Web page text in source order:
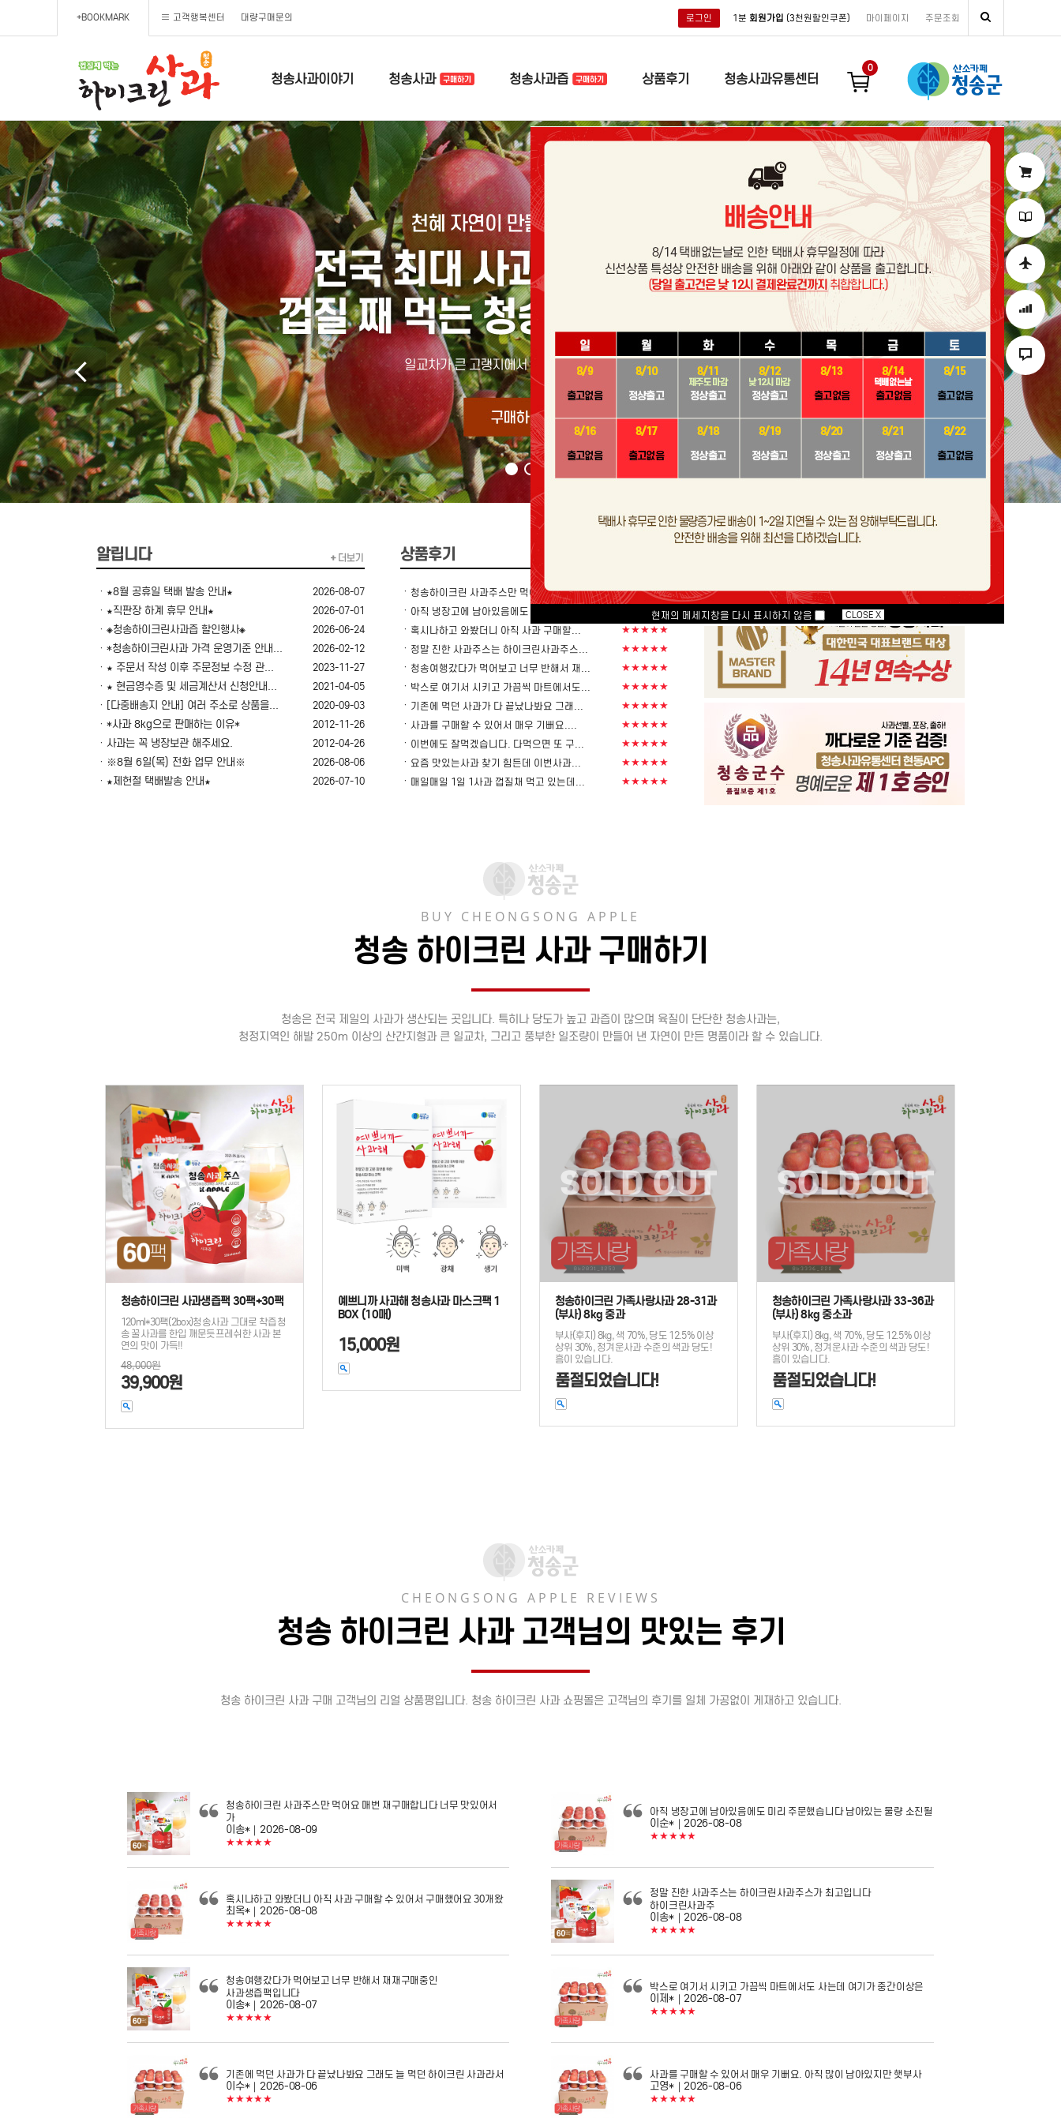
+BOOKMARK 고객행복센터 대량구매문의 로그인 1분 회원가입 (3천원할인쿠폰) 마이페이지 주문조회
청송사과이야기 청송사과 청송사과즙 상품후기 청송사과유통센터
0
ㆍ★8월 공휴일 택배 발송 안내★ 2026-08-07
ㆍ★직판장 하계 휴무 안내★ 2026-07-01
ㆍ◈청송하이크린사과즙 할인행사◈ 2026-06-24
ㆍ*청송하이크린사과 가격 운영기준 안내... 2026-02-12
ㆍ★ 주문서 작성 이후 주문정보 수정 관... 2023-11-27
ㆍ★ 현금영수증 및 세금계산서 신청안내... 2021-04-05
ㆍ[다중배송지 안내] 여러 주소로 상품을... 2020-09-03
ㆍ*사과 8kg으로 판매하는 이유* 2012-11-26
ㆍ사과는 꼭 냉장보관 해주세요. 2012-04-26
ㆍ※8월 6일(목) 전화 업무 안내※ 2026-08-06
ㆍ★제헌절 택배발송 안내★ 2026-07-10
ㆍ 청송하이크린 사과주스만 먹어요 매번 재... ★★★★★
ㆍ 아직 냉장고에 남아있음에도 미리 주문했... ★★★★★
ㆍ 혹시나하고 와봤더니 아직 사과 구매할... ★★★★★
ㆍ 정말 진한 사과주스는 하이크린사과주스... ★★★★★
ㆍ 청송여행갔다가 먹어보고 너무 반해서 재... ★★★★★
ㆍ 박스로 여기서 시키고 가끔씩 마트에서도... ★★★★★
ㆍ 기존에 먹던 사과가 다 끝났나봐요 그래... ★★★★★
ㆍ 사과를 구매할 수 있어서 매우 기뻐요.... ★★★★★
ㆍ 이번에도 잘먹겠습니다. 다먹으면 또 구... ★★★★★
ㆍ 요즘 맛있는사과 찾기 힘든데 이번사과... ★★★★★
ㆍ 매일매일 1일 1사과 껍질채 먹고 있는데... ★★★★★
BUY CHEONGSONG APPLE
청송 하이크린 사과 구매하기
청송은 전국 제일의 사과가 생산되는 곳입니다. 특히나 당도가 높고 과즙이 많으며 육질이 단단한 청송사과는,
청정지역인 해발 250m 이상의 산간지형과 큰 일교차, 그리고 풍부한 일조량이 만들어 낸 자연이 만든 명품이라 할 수 있습니다.
청송하이크린 사과생즙팩 30팩+30팩
120ml*30팩(2box)청송사과 그대로 착즙청
송 꿀사과를 한입 깨문듯프레쉬한 사과 본
연의 맛이 가득!!
48,000원
39,900원
예쁘니까 사과해 청송사과 마스크팩 1
BOX (10매)
15,000원
청송하이크린 가족사랑사과 28-31과
(부사) 8kg 중과
부사(후지) 8kg, 색 70%, 당도 12.5% 이상
상위 30%, 정겨운사과 수준의 색과 당도!
흠이 있습니다.
품절되었습니다!
청송하이크린 가족사랑사과 33-36과
(부사) 8kg 중소과
부사(후지) 8kg, 색 70%, 당도 12.5% 이상
상위 30%, 정겨운사과 수준의 색과 당도!
흠이 있습니다.
품절되었습니다!
CHEONGSONG APPLE REVIEWS
청송 하이크린 사과 고객님의 맛있는 후기
청송 하이크린 사과 구매 고객님의 리얼 상품평입니다. 청송 하이크린 사과 쇼핑몰은 고객님의 후기를 일체 가공없이 게재하고 있습니다.
청송하이크린 사과주스만 먹어요 매번 재구매합니다 너무 맛있어서
가
이송*｜2026-08-09
★★★★★
아직 냉장고에 남아있음에도 미리 주문했습니다 남아있는 물량 소진될
이순*｜2026-08-08
★★★★★
혹시나하고 와봤더니 아직 사과 구매할 수 있어서 구매했어요 30개왔
최옥*｜2026-08-08
★★★★★
정말 진한 사과주스는 하이크린사과주스가 최고입니다
하이크린사과주
이송*｜2026-08-08
★★★★★
청송여행갔다가 먹어보고 너무 반해서 재재구매중인
사과생즙팩입니다
이송*｜2026-08-07
★★★★★
박스로 여기서 시키고 가끔씩 마트에서도 사는데 여기가 중간이상은
이제*｜2026-08-07
★★★★★
기존에 먹던 사과가 다 끝났나봐요 그래도 늘 먹던 하이크린 사과라서
이수*｜2026-08-06
★★★★★
사과를 구매할 수 있어서 매우 기뻐요. 아직 많이 남아있지만 햇부사
고영*｜2026-08-06
★★★★★
현재의 메세지창을 다시 표시하지 않음 CLOSE X